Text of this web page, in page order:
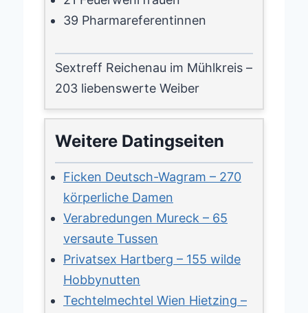
39 Pharmareferentinnen
Sextreff Reichenau im Mühlkreis –
203 liebenswerte Weiber
Weitere Datingseiten
Ficken Deutsch-Wagram – 270
körperliche Damen
Verabredungen Mureck – 65
versaute Tussen
Privatsex Hartberg – 155 wilde
Hobbynutten
Techtelmechtel Wien Hietzing –